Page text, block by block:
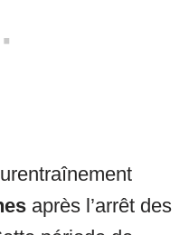
après l’arrêt des